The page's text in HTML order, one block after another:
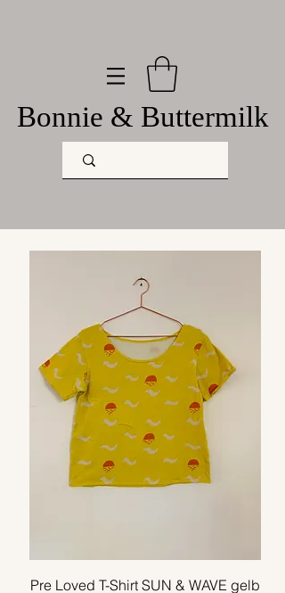
Bonnie & Buttermilk
Pre Loved T-Shirt SUN & WAVE gelb